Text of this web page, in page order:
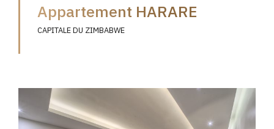
Appartement HARARE
CAPITALE DU ZIMBABWE